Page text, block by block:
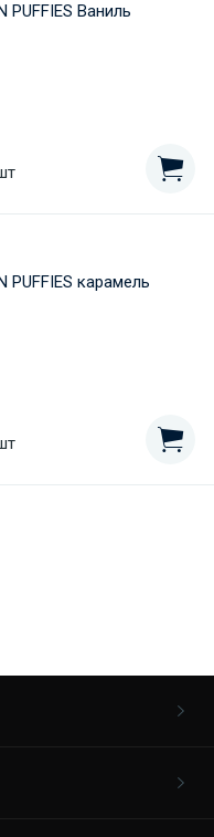
PUFFIES Ваниль
PUFFIES карамель